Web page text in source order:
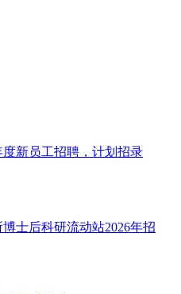
新员工招聘，计划招录
士后科研流动站2026年招